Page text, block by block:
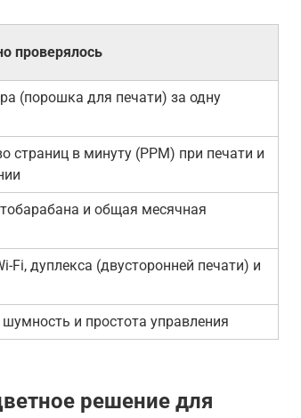
проверялось
(порошка для печати) за одну
страниц в минуту (PPM) при печати и
и общая месячная
Fi, дуплекса (двусторонней печати) и
и простота управления
решение для